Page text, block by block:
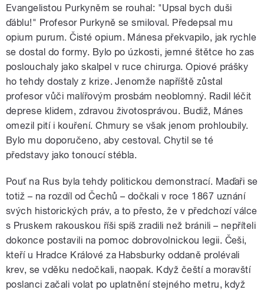
Evangelistou Purkyněm se rouhal: "Upsal bych duši
ďáblu!" Profesor Purkyně se smiloval. Předepsal mu
opium purum. Čisté opium. Mánesa překvapilo, jak rychle
se dostal do formy. Bylo po úzkosti, jemné štětce ho zas
poslouchaly jako skalpel v ruce chirurga. Opiové prášky
ho tehdy dostaly z krize. Jenomže napříště zůstal
profesor vůči malířovým prosbám neoblomný. Radil léčit
deprese klidem, zdravou životosprávou. Budiž, Mánes
omezil pití i kouření. Chmury se však jenom prohloubily.
Bylo mu doporučeno, aby cestoval. Chytil se té
představy jako tonoucí stébla.
Pouť na Rus byla tehdy politickou demonstrací. Maďaři se
totiž – na rozdíl od Čechů – dočkali v roce 1867 uznání
svých historických práv, a to přesto, že v předchozí válce
s Pruskem rakouskou říši spíš zradili než bránili – nepříteli
dokonce postavili na pomoc dobrovolnickou legii. Češi,
kteří u Hradce Králové za Habsburky oddaně prolévali
krev, se vděku nedočkali, naopak. Když čeští a moravští
poslanci začali volat po uplatnění stejného metru, když